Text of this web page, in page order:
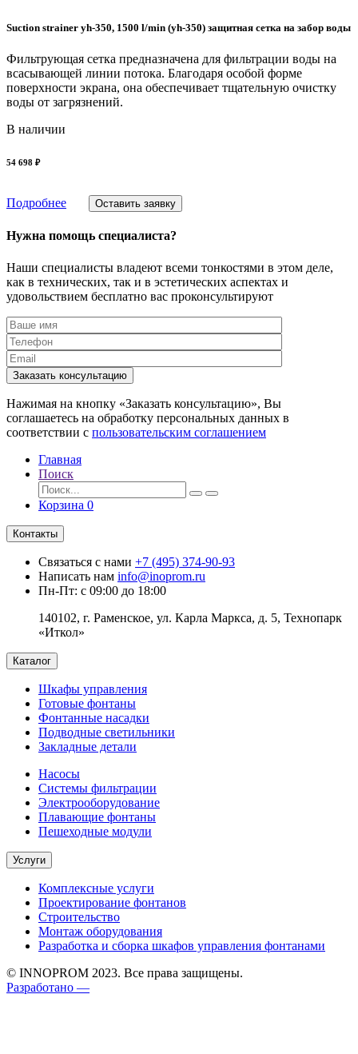
Suction strainer yh-350, 1500 l/min (yh-350) защитная сетка на забор воды
Фильтрующая сетка предназначена для фильтрации воды на
всасывающей линии потока. Благодаря особой форме
поверхности экрана, она обеспечивает тщательную очистку
воды от загрязнений.
В наличии
54 698 ₽
Подробнее Оставить заявку
Нужна помощь специалиста?
Наши специалисты владеют всеми тонкостями в этом деле,
как в технических, так и в эстетических аспектах и
удовольствием бесплатно вас проконсультируют
Заказать консультацию
Нажимая на кнопку «Заказать консультацию», Вы
соглашаетесь на обработку персональных данных в
соответствии с пользовательским соглашением
Главная
Поиск
Корзина 0
Контакты
Связаться с нами +7 (495) 374-90-93
Написать нам info@inoprom.ru
Пн-Пт: с 09:00 до 18:00
140102, г. Раменское, ул. Карла Маркса, д. 5, Технопарк
«Иткол»
Каталог
Шкафы управления
Готовые фонтаны
Фонтанные насадки
Подводные светильники
Закладные детали
Насосы
Системы фильтрации
Электрооборудование
Плавающие фонтаны
Пешеходные модули
Услуги
Комплексные услуги
Проектирование фонтанов
Строительство
Монтаж оборудования
Разработка и сборка шкафов управления фонтанами
© INNOPROM 2023. Все права защищены.
Разработано —